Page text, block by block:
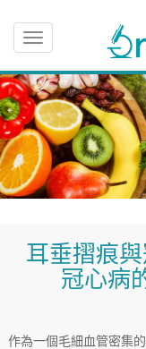
Toggle
navigation
耳垂摺痕
冠心病
作為一個毛細血管密集